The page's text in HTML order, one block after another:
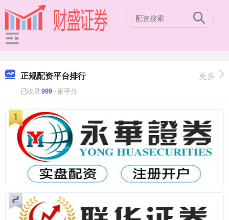
正规配资平台排行
已收录999+家平台
更多